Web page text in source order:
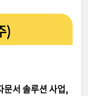
)
문서 솔루션 사업,